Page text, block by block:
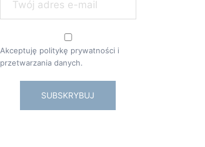
Akceptuję politykę prywatności i
przetwarzania danych.